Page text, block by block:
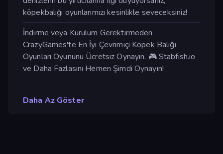
köpekbalığı oyunlarımızı kesinlikle seveceksiniz!
İndirme veya Kurulum Gerektirmeden
CrazyGames'te En İyi Çevrimiçi Köpek Balığı
Oyunları Oyununu Ücretsiz Oynayın. 🎮 Stabfish.io
ve Daha Fazlasını Hemen Şimdi Oynayın!
Daha Az Göster